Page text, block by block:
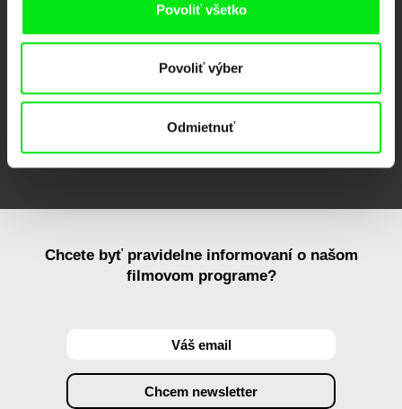
Povoliť všetko
Povoliť výber
Odmietnuť
Chcete byť pravidelne informovaní o našom
filmovom programe?